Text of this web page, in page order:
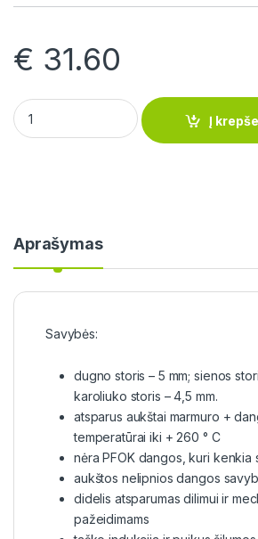
€ 31.60
Puodas Bergner BG-8514-MBG ORION
Į
Aprašymas
Savybės:
dugno storis – 5 mm; sienos
karoliuko storis – 4,5 mm.
atsparus aukštai marmuro +
temperatūrai iki + 260 ° С
nėra PFOK dangos, kuri kenkia
aukštos nelipnios dangos
didelis atsparumas dilimui ir
pažeidimams